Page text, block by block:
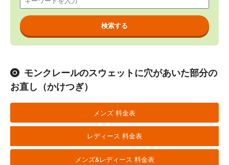
モンクレールのスウェットに穴があいた部分の
お直し（かけつぎ）
メンズ 料金表
レディース 料金表
メンズ&レディース 料金表